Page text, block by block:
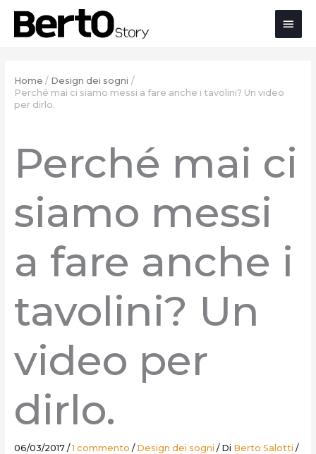
contenuto
navigazione
contenuto
Home
Design dei sogni
Perché mai ci siamo messi a fare anche i tavolini? Un video
per dirlo.
Perché mai ci
siamo messi
a fare anche i
tavolini? Un
video per
dirlo.
06/03/2017 /1 commento / Design dei sogni / Di Berto Salotti /